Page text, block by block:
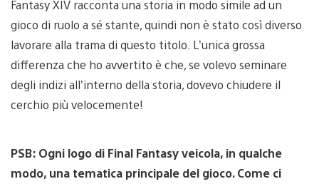
Fantasy XIV racconta una storia in modo simile ad un
gioco di ruolo a sé stante, quindi non è stato così diverso
lavorare alla trama di questo titolo. L’unica grossa
differenza che ho avvertito è che, se volevo seminare
degli indizi all’interno della storia, dovevo chiudere il
cerchio più velocemente!
PSB: Ogni logo di Final Fantasy veicola, in qualche
modo, una tematica principale del gioco. Come ci